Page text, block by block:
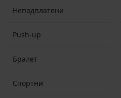
Неподплатени
Push-up
Бралет
Спортни